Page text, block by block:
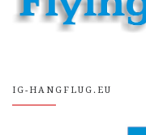
IG-HANGFLUG.EU